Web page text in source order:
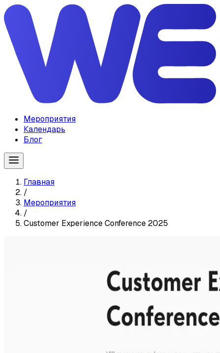
Мероприятия
Календарь
Блог
Главная
/
Мероприятия
/
Customer Experience Conference 2025